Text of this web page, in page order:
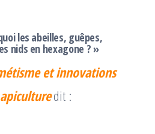
les abeilles, guêpes,
nids en hexagone ? »
et innovations
dit :